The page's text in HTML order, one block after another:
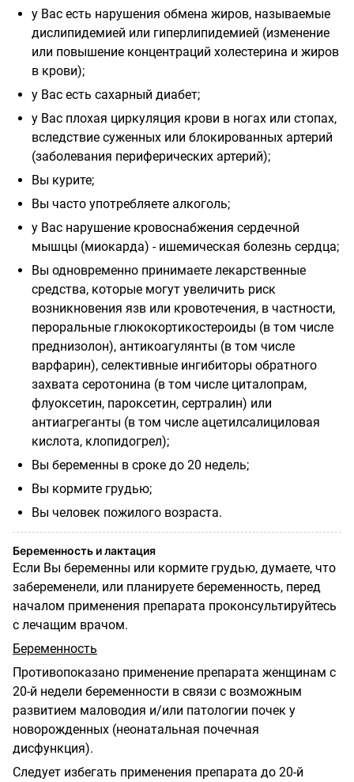
у Вас есть нарушения обмена жиров, называемые
дислипидемией или гиперлипидемией (изменение
или повышение концентраций холестерина и жиров
в крови);
у Вас есть сахарный диабет;
у Вас плохая циркуляция крови в ногах или стопах,
вследствие суженных или блокированных артерий
(заболевания периферических артерий);
Вы курите;
Вы часто употребляете алкоголь;
у Вас нарушение кровоснабжения сердечной
мышцы (миокарда) - ишемическая болезнь сердца;
Вы одновременно принимаете лекарственные
средства, которые могут увеличить риск
возникновения язв или кровотечения, в частности,
пероральные глюкокортикостероиды (в том числе
преднизолон), антикоагулянты (в том числе
варфарин), селективные ингибиторы обратного
захвата серотонина (в том числе циталопрам,
флуоксетин, пароксетин, сертралин) или
антиагреганты (в том числе ацетилсалициловая
кислота, клопидогрел);
Вы беременны в сроке до 20 недель;
Вы кормите грудью;
Вы человек пожилого возраста.
Беременность и лактация
Если Вы беременны или кормите грудью, думаете, что
забеременели, или планируете беременность, перед
началом применения препарата проконсультируйтесь
с лечащим врачом.
Беременность
Противопоказано применение препарата женщинам с
20-й недели беременности в связи с возможным
развитием маловодия и/или патологии почек у
новорожденных (неонатальная почечная
дисфункция).
Следует избегать применения препарата до 20-й